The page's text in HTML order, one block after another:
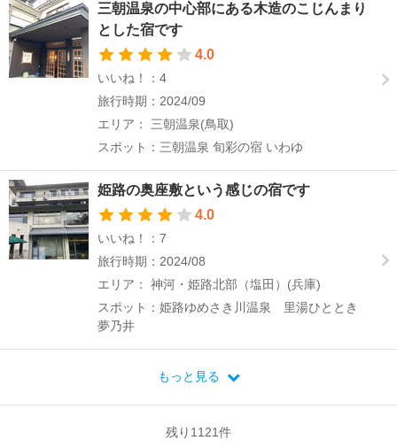
三朝温泉の中心部にある木造のこじんまり
とした宿です
4.0
いいね！：4
旅行時期：2024/09
エリア： 三朝温泉(鳥取)
スポット：三朝温泉 旬彩の宿 いわゆ
姫路の奥座敷という感じの宿です
4.0
いいね！：7
旅行時期：2024/08
エリア： 神河・姫路北部（塩田）(兵庫)
スポット：姫路ゆめさき川温泉 里湯ひととき
夢乃井
もっと見る
残り 1121件